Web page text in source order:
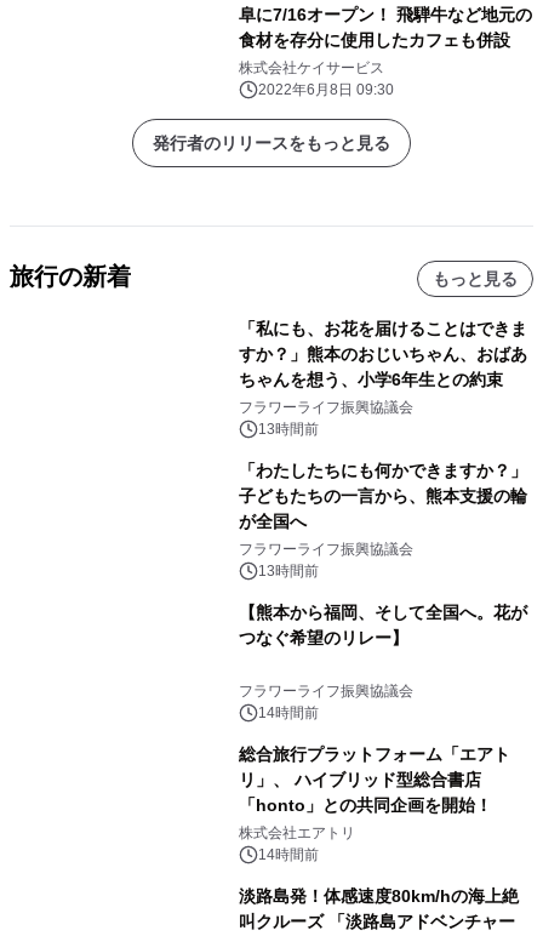
阜に7/16オープン！ 飛騨牛など地元の
食材を存分に使用したカフェも併設
株式会社ケイサービス
2022年6月8日 09:30
発行者のリリースをもっと見る
旅行の新着 もっと見る
「私にも、お花を届けることはできま
すか？」熊本のおじいちゃん、おばあ
ちゃんを想う、小学6年生との約束
フラワーライフ振興協議会
13時間前
「わたしたちにも何かできますか？」
子どもたちの一言から、熊本支援の輪
が全国へ
フラワーライフ振興協議会
13時間前
【熊本から福岡、そして全国へ。花が
つなぐ希望のリレー】
フラワーライフ振興協議会
14時間前
総合旅行プラットフォーム「エアト
リ」、 ハイブリッド型総合書店
「honto」との共同企画を開始！
株式会社エアトリ
14時間前
淡路島発！体感速度80km/hの海上絶
叫クルーズ 「淡路島アドベンチャー